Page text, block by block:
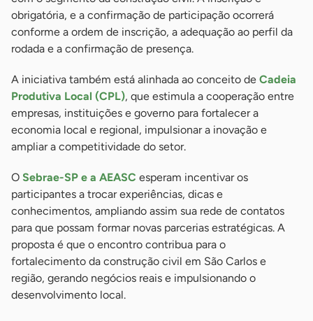
obrigatória, e a confirmação de participação ocorrerá
conforme a ordem de inscrição, a adequação ao perfil da
rodada e a confirmação de presença.
A iniciativa também está alinhada ao conceito de Cadeia
Produtiva Local (CPL), que estimula a cooperação entre
empresas, instituições e governo para fortalecer a
economia local e regional, impulsionar a inovação e
ampliar a competitividade do setor.
O Sebrae-SP e a AEASC esperam incentivar os
participantes a trocar experiências, dicas e
conhecimentos, ampliando assim sua rede de contatos
para que possam formar novas parcerias estratégicas. A
proposta é que o encontro contribua para o
fortalecimento da construção civil em São Carlos e
região, gerando negócios reais e impulsionando o
desenvolvimento local.